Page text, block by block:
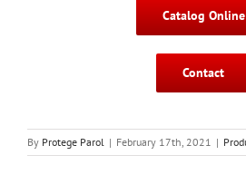
Catalog Online
Contact
By Protege Parol | February 17th, 2021 |